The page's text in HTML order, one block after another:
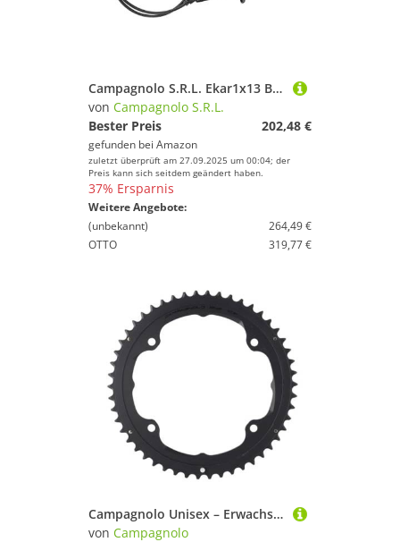
Campagnolo S.R.L. Ekar1x13 Brems Schalthebel Schwarz One Size
von Campagnolo S.R.L.
Bester Preis
202,48 €
gefunden bei Amazon
zuletzt überprüft am 27.09.2025 um 00:04; der
Preis kann sich seitdem geändert haben.
37% Ersparnis
Weitere Angebote:
(unbekannt)
264,49 €
OTTO
319,77 €
Campagnolo Unisex – Erwachsene Record 12s Kettenrad, Schwarz, Einheitsgröße
von Campagnolo